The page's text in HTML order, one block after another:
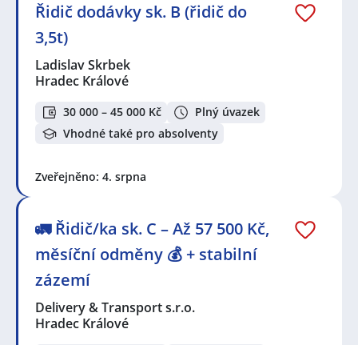
Řidič dodávky sk. B (řidič do
3,5t)
Ladislav Skrbek
Hradec Králové
30 000 – 45 000 Kč
Plný úvazek
Vhodné také pro absolventy
Zveřejněno: 4. srpna
🚛 Řidič/ka sk. C – Až 57 500 Kč,
měsíční odměny 💰 + stabilní
zázemí
Delivery & Transport s.r.o.
Hradec Králové